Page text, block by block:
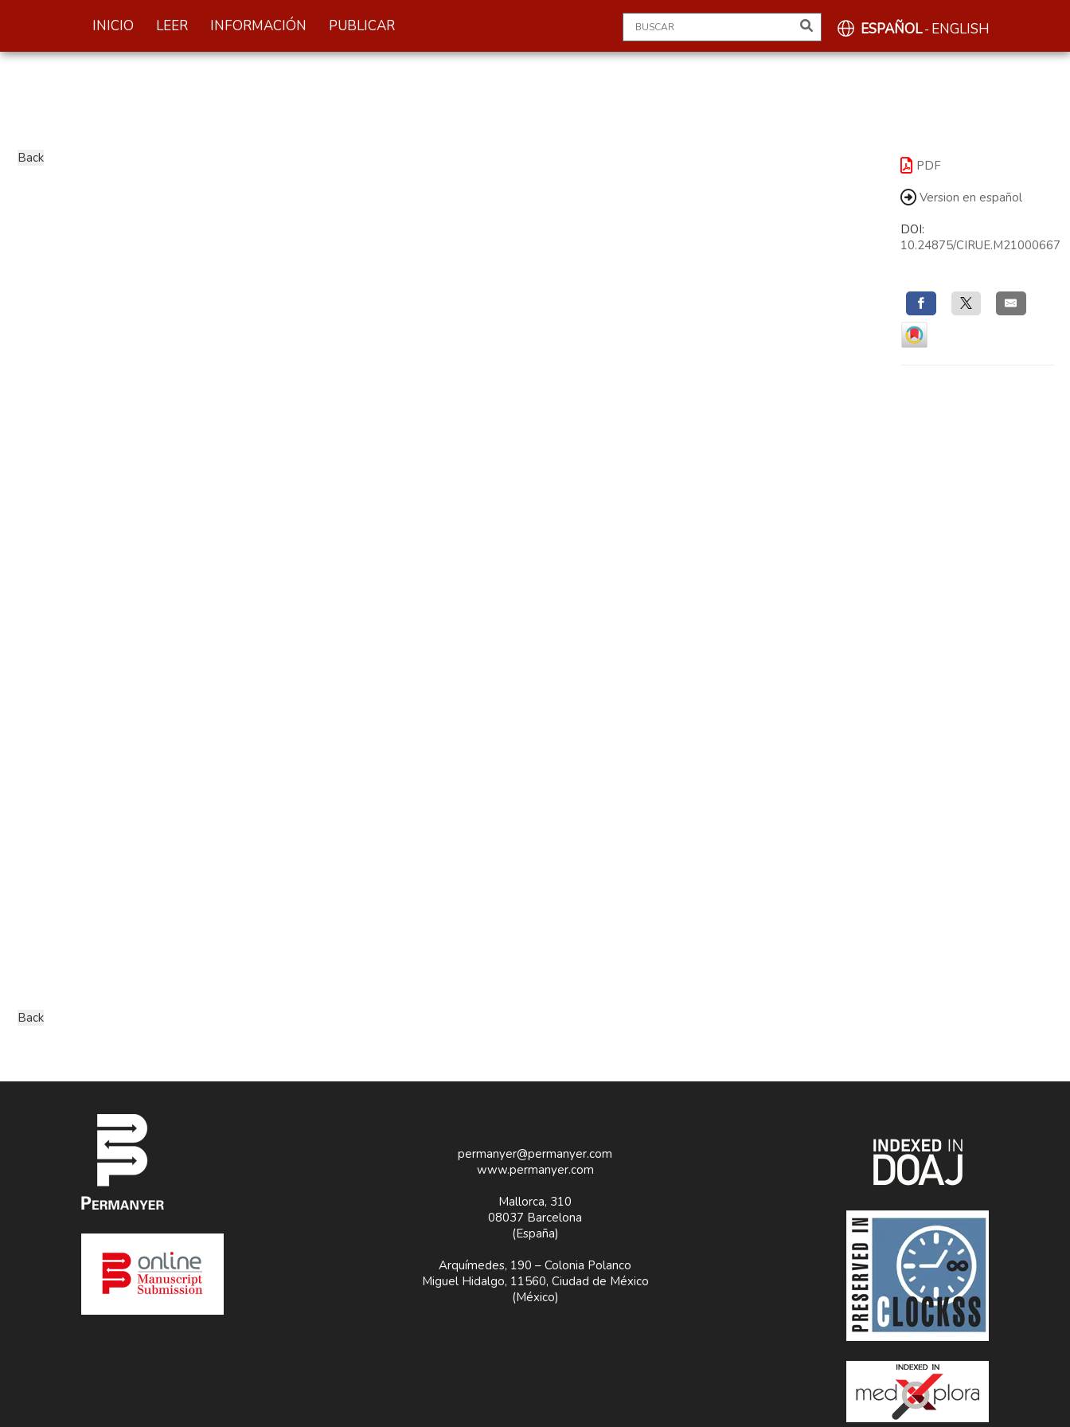
INICIO LEER INFORMACIÓN PUBLICAR ESPAÑOL- ENGLISH
PDF
Version en español
DOI:
10.24875/CIRUE.M21000667
permanyer@permanyer.com
www.permanyer.com
Mallorca, 310
08037 Barcelona
(España)
Arquímedes, 190 – Colonia Polanco
Miguel Hidalgo, 11560, Ciudad de México
(México)